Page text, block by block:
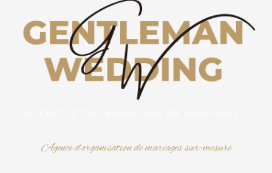
Agence d’organisation de mariages sur-mesure